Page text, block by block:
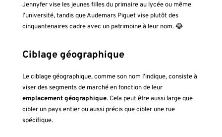
Jennyfer vise les jeunes filles du primaire au lycée ou même
l’université, tandis que Audemars Piguet vise plutôt des
cinquantenaires cadre avec un patrimoine à leur nom. 😂
Ciblage géographique
Le ciblage géographique, comme son nom l’indique, consiste à
viser des segments de marché en fonction de leur
emplacement géographique. Cela peut être aussi large que
cibler un pays entier ou aussi précis que cibler une rue
spécifique.